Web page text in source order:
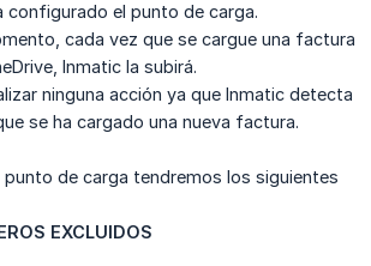
configurado el punto de carga.
cada vez que se cargue una factura
Inmatic la subirá.
ninguna acción ya que Inmatic detecta
se ha cargado una nueva factura.
punto de carga tendremos los siguientes
EXCLUIDOS